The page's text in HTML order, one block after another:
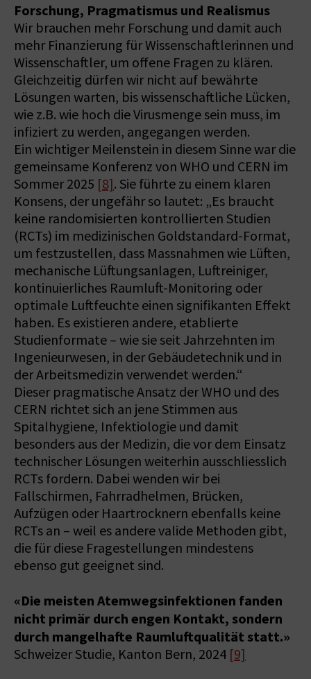
Forschung, Pragmatismus und Realismus
Wir brauchen mehr Forschung und damit auch
mehr Finanzierung für Wissenschaftlerinnen und
Wissenschaftler, um offene Fragen zu klären.
Gleichzeitig dürfen wir nicht auf bewährte
Lösungen warten, bis wissenschaftliche Lücken,
wie z.B. wie hoch die Virusmenge sein muss, im
infiziert zu werden, angegangen werden.
Ein wichtiger Meilenstein in diesem Sinne war die
gemeinsame Konferenz von WHO und CERN im
Sommer 2025 [8]. Sie führte zu einem klaren
Konsens, der ungefähr so lautet: „Es braucht
keine randomisierten kontrollierten Studien
(RCTs) im medizinischen Goldstandard-Format,
um festzustellen, dass Massnahmen wie Lüften,
mechanische Lüftungsanlagen, Luftreiniger,
kontinuierliches Raumluft-Monitoring oder
optimale Luftfeuchte einen signifikanten Effekt
haben. Es existieren andere, etablierte
Studienformate – wie sie seit Jahrzehnten im
Ingenieurwesen, in der Gebäudetechnik und in
der Arbeitsmedizin verwendet werden.“
Dieser pragmatische Ansatz der WHO und des
CERN richtet sich an jene Stimmen aus
Spitalhygiene, Infektiologie und damit
besonders aus der Medizin, die vor dem Einsatz
technischer Lösungen weiterhin ausschliesslich
RCTs fordern. Dabei wenden wir bei
Fallschirmen, Fahrradhelmen, Brücken,
Aufzügen oder Haartrocknern ebenfalls keine
RCTs an – weil es andere valide Methoden gibt,
die für diese Fragestellungen mindestens
ebenso gut geeignet sind.
«Die meisten Atemwegsinfektionen fanden
nicht primär durch engen Kontakt, sondern
durch mangelhafte Raumluftqualität statt.»
Schweizer Studie, Kanton Bern, 2024 [9]